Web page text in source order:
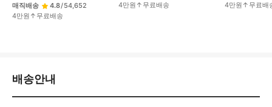
매직배송
4.8/54,652
4만원↑무료배송
4만원↑무료배송
4만원↑무료배
배
배송안내